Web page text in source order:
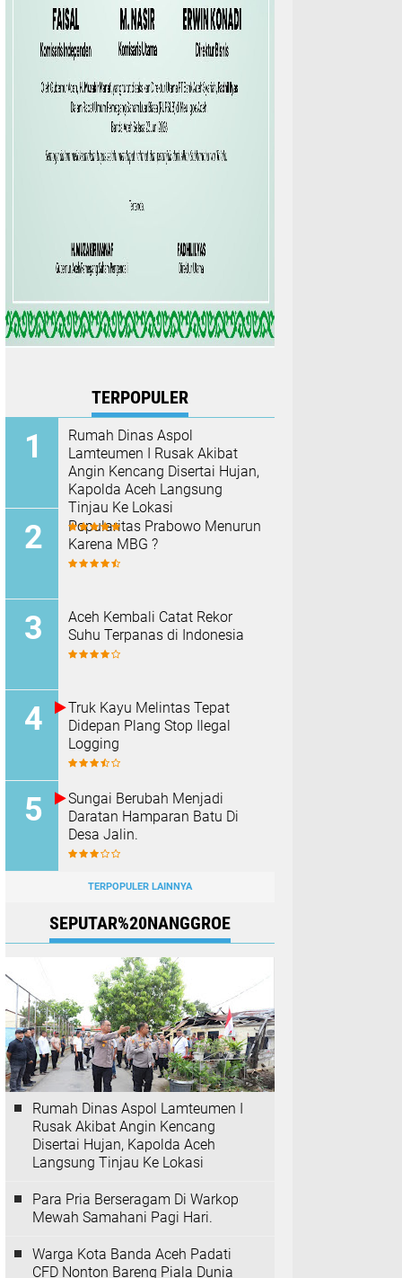
TERPOPULER
Rumah Dinas Aspol
Lamteumen I Rusak Akibat
Angin Kencang Disertai Hujan,
Kapolda Aceh Langsung
Tinjau Ke Lokasi
Popularitas Prabowo Menurun
Karena MBG ?
Aceh Kembali Catat Rekor
Suhu Terpanas di Indonesia
Truk Kayu Melintas Tepat
Didepan Plang Stop Ilegal
Logging
Sungai Berubah Menjadi
Daratan Hamparan Batu Di
Desa Jalin.
TERPOPULER LAINNYA
SEPUTAR%20NANGGROE
Rumah Dinas Aspol Lamteumen I
Rusak Akibat Angin Kencang
Disertai Hujan, Kapolda Aceh
Langsung Tinjau Ke Lokasi
Para Pria Berseragam Di Warkop
Mewah Samahani Pagi Hari.
Warga Kota Banda Aceh Padati
CFD Nonton Bareng Piala Dunia